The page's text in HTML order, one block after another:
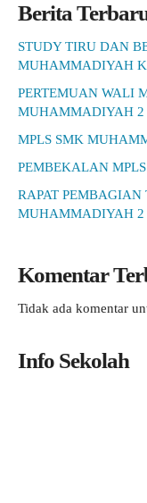
Berita
STUDY TIRU DAN
MUHAMMADIYAH
PERTEMUAN WALI
MUHAMMADIYAH 2
MPLS SMK
PEMBEKALAN MPLS
RAPAT
MUHAMMADIYAH 2
Komentar
Tidak ada komentar
Info Sekolah